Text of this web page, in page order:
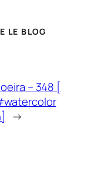
LE BLOG
– 348 [
→